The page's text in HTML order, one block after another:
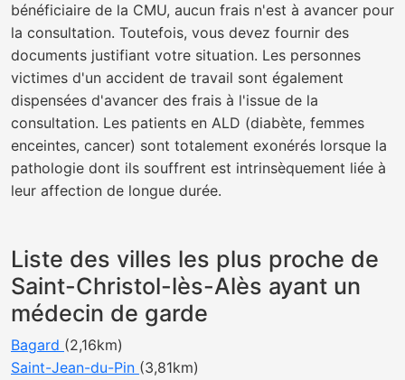
bénéficiaire de la CMU, aucun frais n'est à avancer pour
la consultation. Toutefois, vous devez fournir des
documents justifiant votre situation. Les personnes
victimes d'un accident de travail sont également
dispensées d'avancer des frais à l'issue de la
consultation. Les patients en ALD (diabète, femmes
enceintes, cancer) sont totalement exonérés lorsque la
pathologie dont ils souffrent est intrinsèquement liée à
leur affection de longue durée.
Liste des villes les plus proche de
Saint-Christol-lès-Alès ayant un
médecin de garde
Bagard (2,16km)
Saint-Jean-du-Pin (3,81km)